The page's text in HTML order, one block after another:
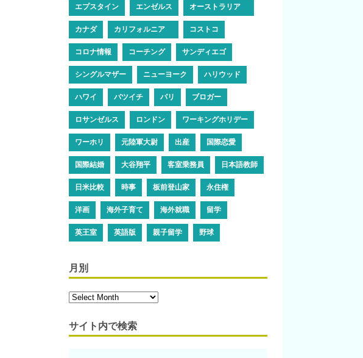
エプスタイン エンゼルス オーストラリア
カナダ カリフォルニア コストコ
コロナ情報 コーチング サンディエゴ
シングルマザー ニューヨーク ハリウッド
ハワイ バツイチ パリ ブロガー
ロサンゼルス ロンドン ワーキングホリデー
ワーホリ 元陸軍大尉 出産 国際恋愛
国際結婚 大谷翔平 客室乗務員 日本語教師
日米比較 時事 板前登山家 永住権
洋画 海外子育て 海外就職 留学
英王室 英語版 親子留学 野球
月別
サイト内で検索